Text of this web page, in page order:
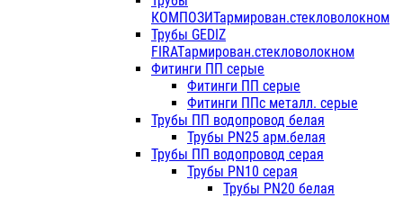
КОМПОЗИТармирован.стекловолокном
Трубы GEDIZ
FIRATармирован.стекловолокном
Фитинги ПП серые
Фитинги ПП серые
Фитинги ППс металл. серые
Трубы ПП водопровод белая
Трубы PN25 арм.белая
Трубы ПП водопровод серая
Трубы PN10 серая
Трубы PN20 белая